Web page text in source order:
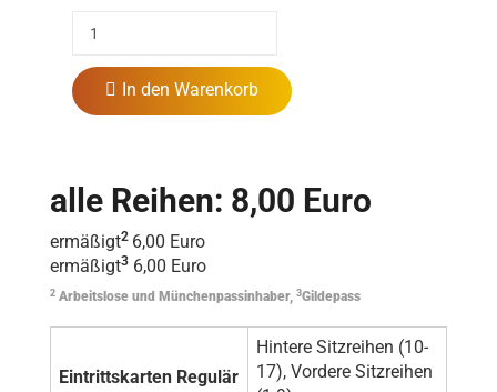
In den Warenkorb
alle Reihen: 8,00 Euro
ermäßigt2 6,00 Euro
ermäßigt3 6,00 Euro
2 Arbeitslose und Münchenpassinhaber, 3Gildepass
Eintrittskarten Regulär
Hintere Sitzreihen (10-
17), Vordere Sitzreihen